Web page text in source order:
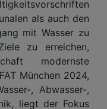
als auch den
mit Wasser zu
zu erreichen,
modernste
München 2024,
, Abwasser-,
liegt der Fokus